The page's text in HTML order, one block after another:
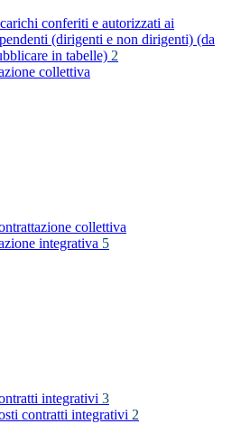
conferiti e autorizzati ai
(dirigenti e non dirigenti) (da
in tabelle) 2
collettiva
collettiva
integrativa 5
integrativi 3
contratti integrativi 2